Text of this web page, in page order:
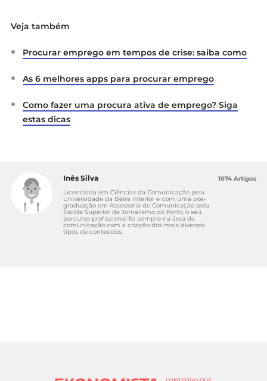
Veja também
Procurar emprego em tempos de crise: saiba como
As 6 melhores apps para procurar emprego
Como fazer uma procura ativa de emprego? Siga
estas dicas
Inês Silva
Licenciada em Ciências da Comunicação pela
Universidade da Beira Interior e com uma pós-
graduação em Assessoria de Comunicação pela
Escola Superior de Jornalismo do Porto, o seu
percurso profissional foi sempre na área da
comunicação com a criação dos mais diversos
tipos de conteúdos.
1074 Artigos